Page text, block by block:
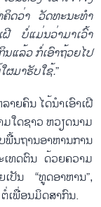
ຄິດວ່າ ວັດທະນະທຳ
ບໍ່ແມ່ນວ່າມາເວົ້າ
ແລ້ວ ກໍ່ເອົາຖ້ວຍໄປ
ຜມາຮັບໃຊ້.”
ຍຄົນ ໄດ້ນຳເອົາເຝີ
ໃດຊາວ ຫວຽດນາມ
ພື້ນຖານອາຫານການ
ເທດຕົນ ດ້ວຍຄວາມ
ປັນ “ທູດອາຫານ”,
ເພື່ອນມິດສາກົນ.